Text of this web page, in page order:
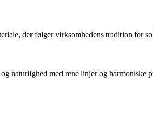
der følger virksomhedens tradition
naturlighed med rene linjer og